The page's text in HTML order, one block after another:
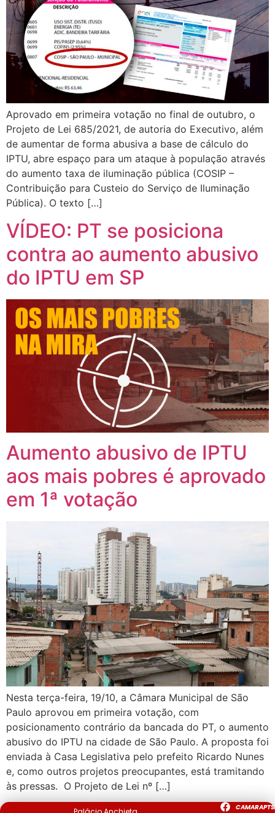
Aprovado em primeira votação no final de outubro, o
Projeto de Lei 685/2021, de autoria do Executivo, além
de aumentar de forma abusiva a base de cálculo do
IPTU, abre espaço para um ataque à população através
do aumento taxa de iluminação pública (COSIP –
Contribuição para Custeio do Serviço de Iluminação
Pública). O texto […]
VÍDEO: PT se posiciona
contra ao aumento abusivo
do IPTU em SP
Aumento abusivo de IPTU
aos mais pobres é aprovado
em 1ª votação
Nesta terça-feira, 19/10, a Câmara Municipal de São
Paulo aprovou em primeira votação, com
posicionamento contrário da bancada do PT, o aumento
abusivo do IPTU na cidade de São Paulo. A proposta foi
enviada à Casa Legislativa pelo prefeito Ricardo Nunes
e, como outros projetos preocupantes, está tramitando
às pressas. O Projeto de Lei nº […]